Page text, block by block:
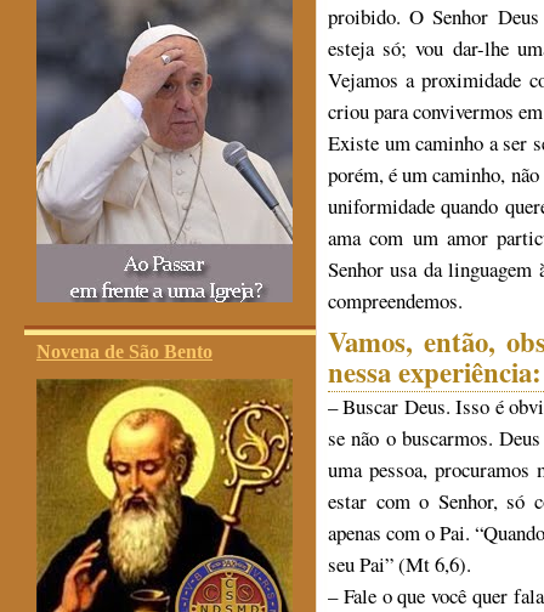
Novena de São Bento
proibido. O Senhor
esteja só; vou dar-lhe
Vejamos a proximidade
criou para convivermos
Existe um caminho a ser
porém, é um caminho,
uniformidade quando
ama com um amor
Senhor usa da
compreendemos.
Vamos, então,
nessa experiência:
– Buscar Deus. Isso é
se não o buscarmos.
uma pessoa, procuramos
estar com o Senhor, só
apenas com o Pai.
seu Pai” (Mt 6,6).
– Fale o que você quer